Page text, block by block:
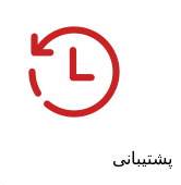
پشتیبانی